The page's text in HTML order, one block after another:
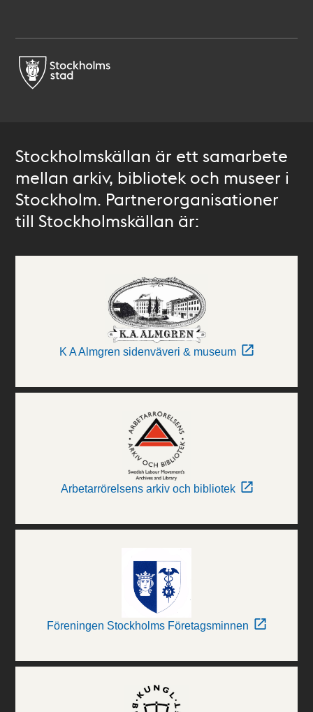
Stockholmskällan är ett samarbete
mellan arkiv, bibliotek och museer i
Stockholm. Partnerorganisationer
till Stockholmskällan är:
K A Almgren sidenväveri & museum
Arbetarrörelsens arkiv och bibliotek
Föreningen Stockholms Företagsminnen